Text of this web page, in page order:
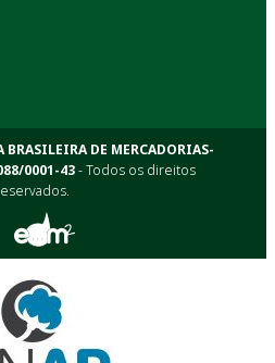
BRASILEIRA DE MERCADORIAS-
0001-43- Todos os direitos